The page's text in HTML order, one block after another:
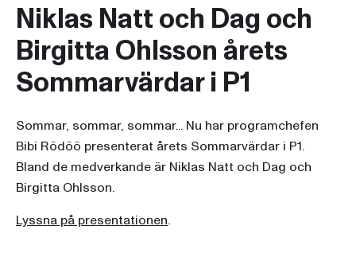
Niklas Natt och Dag och
Birgitta Ohlsson årets
Sommarvärdar i P1
Sommar, sommar, sommar... Nu har programchefen
Bibi Rödöö presenterat årets Sommarvärdar i P1.
Bland de medverkande är Niklas Natt och Dag och
Birgitta Ohlsson.
Lyssna på presentationen.